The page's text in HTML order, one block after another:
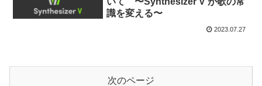
識を変える〜
2023.07.27
次のページ